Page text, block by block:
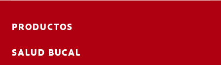
PRODUCTOS
SALUD BUCAL